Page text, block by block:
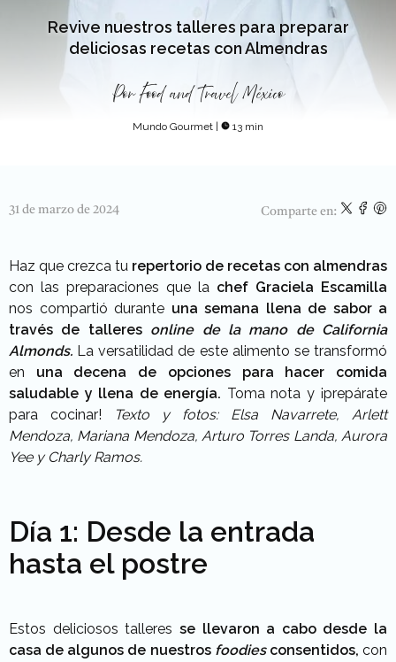
Revive nuestros talleres para preparar
deliciosas recetas con Almendras
Por Food and Travel México
Mundo Gourmet 13 min
31 de marzo de 2024 Comparte en:
Haz que crezca tu repertorio de recetas con almendras
con las preparaciones que la chef Graciela Escamilla
nos compartió durante una semana llena de sabor a
través de talleresonline de la mano de California
Almonds. La versatilidad de este alimento se transformó
en una decena de opciones para hacer comida
saludable y llena de energía. Toma nota y ¡prepárate
para cocinar!
Texto y fotos: Elsa Navarrete, Arlett
Mendoza, Mariana Mendoza, Arturo Torres Landa, Aurora
Yee y Charly Ramos.
Día 1: Desde la entrada
hasta el postre
Estos deliciosos talleres se llevaron a cabo desde la
casa de algunos de nuestros foodiesconsentidos, con